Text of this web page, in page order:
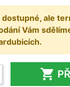
ale
Vám
